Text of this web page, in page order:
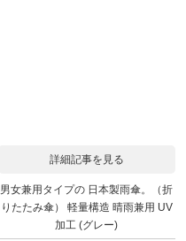
詳細記事を見る
男女兼用タイプの 日本製雨傘。（折
りたたみ傘） 軽量構造 晴雨兼用 UV
加工 (グレー)